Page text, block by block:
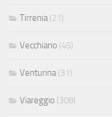
Tirrenia (21)
Vecchiano (45)
Venturina (31)
Viareggio (308)